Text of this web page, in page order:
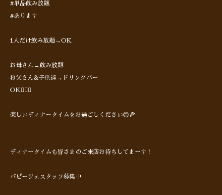
#単品飲み放題
#あります
1人だけ飲み放題→OK
お母さん→飲み放題
お父さん&子供達→ドリンクバー
OK🙆🏻‍♀️
楽しいディナータイムをお過ごしください😊🍕
ディナータイムも皆さまのご来店お待ちしてまーす！
パピージェスタッフ募集中